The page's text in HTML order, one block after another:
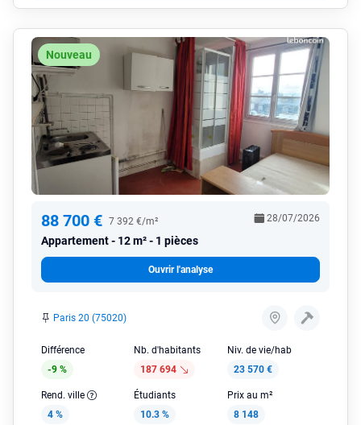
Nouveau
88 700 € 7 392 €/m²
Appartement 12 m² - 1 pièces
28/07/2026
Ouvrir l'analyse
Paris 20 (75020)
Différence
-9 %
Nb. d'habitants
187 694
Niv. de vie/hab
23 570 €
Rend. ville
4 %
Étudiants
10.3 %
Prix au m²
8 148